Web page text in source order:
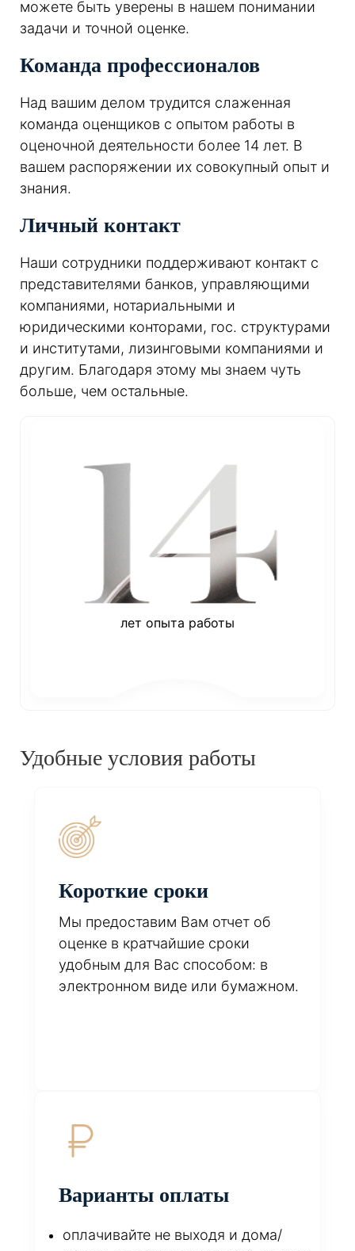
можете быть уверены в нашем понимании
задачи и точной оценке.
Команда профессионалов
Над вашим делом трудится слаженная
команда оценщиков с опытом работы в
оценочной деятельности более 14 лет. В
вашем распоряжении их совокупный опыт и
знания.
Личный контакт
Наши сотрудники поддерживают контакт с
представителями банков, управляющими
компаниями, нотариальными и
юридическими конторами, гос. структурами
и институтами, лизинговыми компаниями и
другим. Благодаря этому мы знаем чуть
больше, чем остальные.
лет опыта работы
Удобные условия работы
Короткие сроки
Мы предоставим Вам отчет об
оценке в кратчайшие сроки
удобным для Вас способом: в
электронном виде или бумажном.
Варианты оплаты
оплачивайте не выходя и дома/